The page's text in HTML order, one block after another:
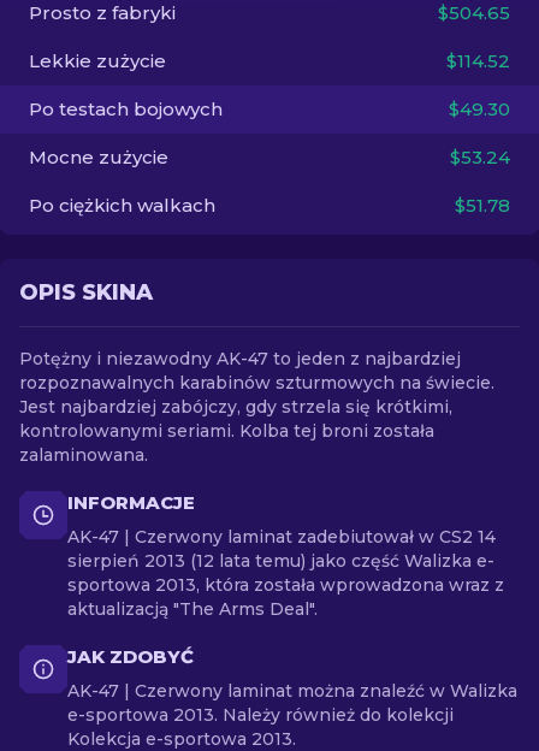
PL
Prosto z fabryki $504.65
Lekkie zużycie $114.52
Po testach bojowych $49.30
Mocne zużycie $53.24
Po ciężkich walkach $51.78
OPIS SKINA
Potężny i niezawodny AK-47 to jeden z najbardziej
rozpoznawalnych karabinów szturmowych na świecie.
Jest najbardziej zabójczy, gdy strzela się krótkimi,
kontrolowanymi seriami. Kolba tej broni została
zalaminowana.
INFORMACJE
AK-47 | Czerwony laminat zadebiutował w CS2 14
sierpień 2013 (12 lata temu) jako część Walizka e-
sportowa 2013, która została wprowadzona wraz z
aktualizacją "The Arms Deal".
JAK ZDOBYĆ
AK-47 | Czerwony laminat można znaleźć w Walizka
e-sportowa 2013. Należy również do kolekcji
Kolekcja e-sportowa 2013.